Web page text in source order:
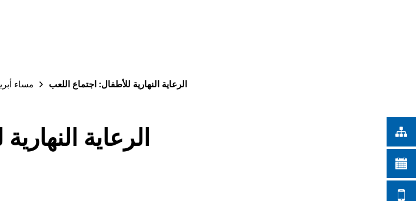
مساء أبريل الرعاية النهارية للأطفال: اجتماع اللعب
الرعاية